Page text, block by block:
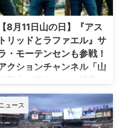
【8月11日山の日】『アス
トリッドとラファエル』サ
・モーテンセンも参戦！
クションチャンネル「山
が舞台のアクション特集」
送
本で唯一のアクション海外ドラ
専門チャンネル「アクションチ
ュース